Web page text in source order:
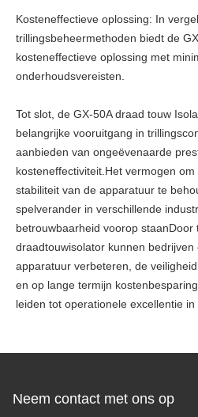
Kosteneffectieve oplossing: In
trillingsbeheermethoden biedt de
kosteneffectieve oplossing met
onderhoudsvereisten.
Tot slot, de GX-50A draad touw
belangrijke vooruitgang in
aanbieden van ongeëvenaarde
kosteneffectiviteit.Het vermogen
stabiliteit van de apparatuur te
spelverander in verschillende
betrouwbaarheid voorop staanDoor
draadtouwisolator kunnen bedrijven
apparatuur verbeteren, de
en op lange termijn
leiden tot operationele excellentie in
Neem contact met ons op